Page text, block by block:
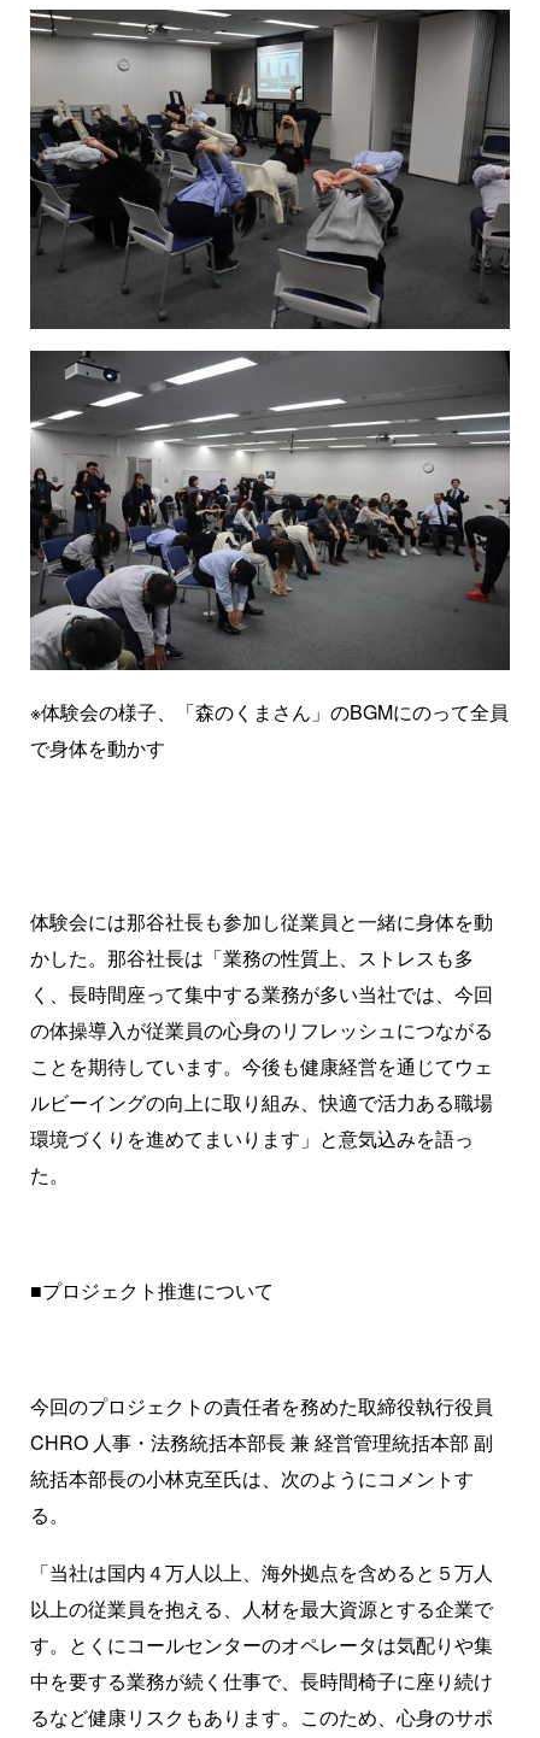
※体験会の様子、「森のくまさん」のBGMにのって全員
で身体を動かす
体験会には那谷社長も参加し従業員と一緒に身体を動
かした。那谷社長は「業務の性質上、ストレスも多
く、長時間座って集中する業務が多い当社では、今回
の体操導入が従業員の心身のリフレッシュにつながる
ことを期待しています。今後も健康経営を通じてウェ
ルビーイングの向上に取り組み、快適で活力ある職場
環境づくりを進めてまいります」と意気込みを語っ
た。
■プロジェクト推進について
今回のプロジェクトの責任者を務めた取締役執行役員
CHRO 人事・法務統括本部長 兼 経営管理統括本部 副
統括本部長の小林克至氏は、次のようにコメントす
る。
「当社は国内４万人以上、海外拠点を含めると５万人
以上の従業員を抱える、人材を最大資源とする企業で
す。とくにコールセンターのオペレータは気配りや集
中を要する業務が続く仕事で、長時間椅子に座り続け
るなど健康リスクもあります。このため、心身のサポ